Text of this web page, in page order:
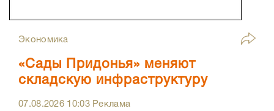
Экономика
«Сады Придонья» меняют
складскую инфраструктуру
07.08.2026 10:03Реклама